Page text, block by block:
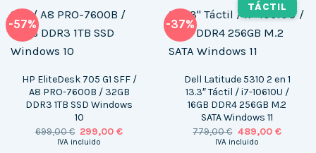
-57%
HP EliteDesk 705 G1 SFF /
A8 PRO-7600B / 32GB
DDR3 1TB SSD Windows
10
699,00€ El
precio
299,00€El
IVA incluido
-37%
TÁCTIL
Dell Latitude 5310 2 en 1
13.3″ Táctil / i7-10610U /
16GB DDR4 256GB M.2
SATA Windows 11
779,00€ El
precio
489,00 €El
IVA incluido